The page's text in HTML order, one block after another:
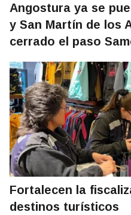
Angostura ya se
y San Martín de los
cerrado el paso
Fortalecen la
destinos turísticos